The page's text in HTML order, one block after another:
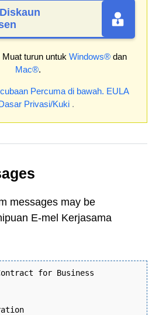
Muat turun untuk Windows®dan
Mac®.
Percuma di bawah. EULA
Privasi/Kuki .
messages may be
E-mel Kerjasama
for Business